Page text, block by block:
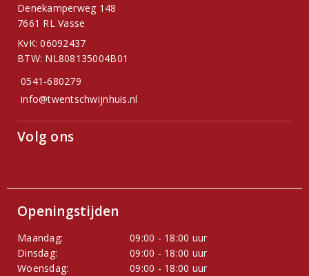
Denekamperweg 148
7661 RL Vasse
KvK: 06092437
BTW: NL808135004B01
0541-680279
info@twentschwijnhuis.nl
Volg ons
Openingstijden
Maandag:
09:00 - 18:00 uur
Dinsdag:
09:00 - 18:00 uur
Woensdag:
09:00 - 18:00 uur